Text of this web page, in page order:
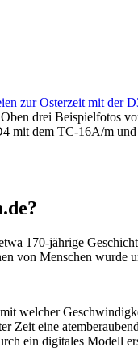
zur Osterzeit mit der
drei Beispielfotos
mit dem TC-16A/m
170-jährige
von Menschen wurde
welcher
Zeit eine
ein digitales Modell